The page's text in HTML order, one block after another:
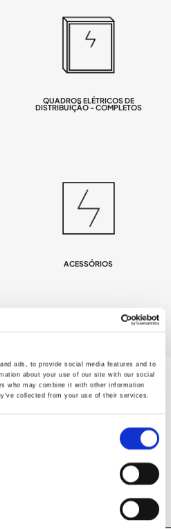
ads, to provide social media features and to
about your use of our site with our social
who may combine it with other information
collected from your use of their services.
QUADROS ELÉTRICOS DE
DISTRIBUIÇÃO - COMPLETOS
ACESSÓRIOS
26 RESULTADOS